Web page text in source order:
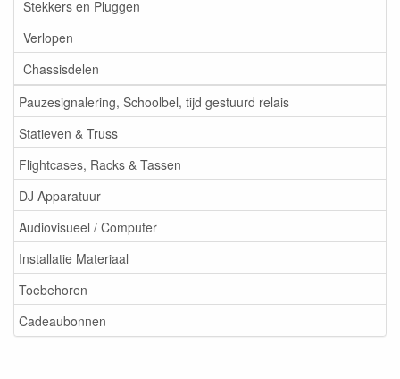
Stekkers en Pluggen
Verlopen
Chassisdelen
Pauzesignalering, Schoolbel, tijd gestuurd relais
Statieven & Truss
Flightcases, Racks & Tassen
DJ Apparatuur
Audiovisueel / Computer
Installatie Materiaal
Toebehoren
Cadeaubonnen